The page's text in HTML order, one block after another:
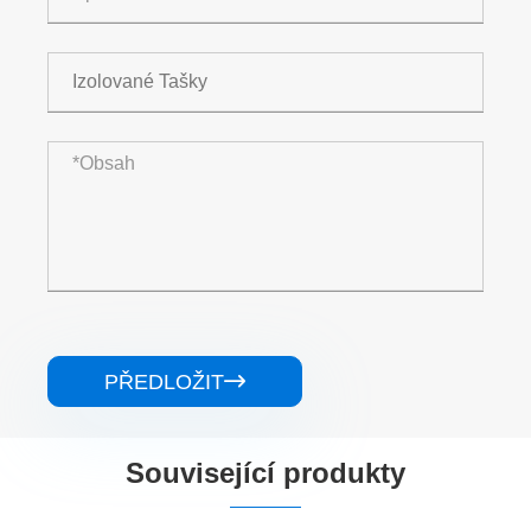
PŘEDLOŽIT
Související produkty